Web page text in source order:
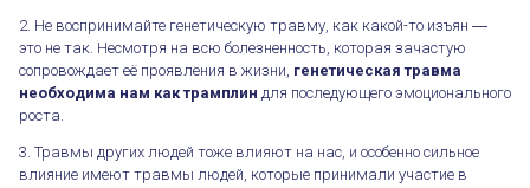
2. Не воспринимайте генетическую травму, как какой-то изъян ―
это не так. Несмотря на всю болезненность, которая зачастую
сопровождает её проявления в жизни, генетическая травма
необходима нам как трамплин для последующего эмоционального
роста.
3. Травмы других людей тоже влияют на нас, и особенно сильное
влияние имеют травмы людей, которые принимали участие в